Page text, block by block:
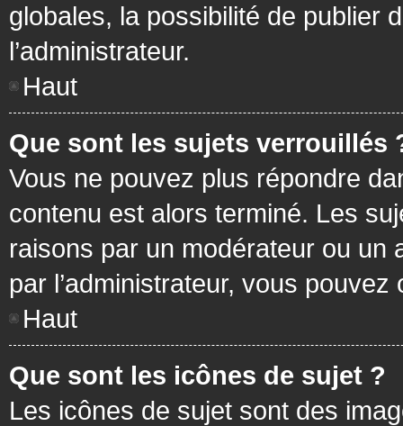
globales, la possibilité de publier
l’administrateur.
Haut
Que sont les sujets verrouillés
Vous ne pouvez plus répondre
contenu est alors terminé. Les
raisons par un modérateur ou un
par l’administrateur, vous
Haut
Que sont les icônes de sujet ?
Les icônes de sujet sont des